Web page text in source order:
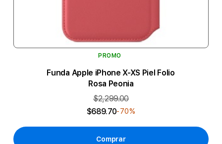
PROMO
Funda Apple iPhone X-XS Piel Folio
Rosa Peonia
$2,299.00
$689.70-70%
Comprar